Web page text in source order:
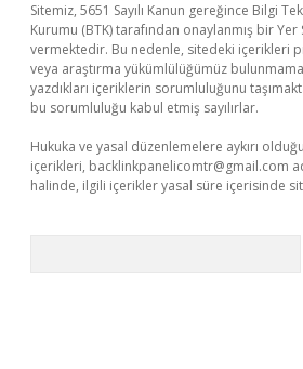
Sitemiz, 5651 Sayılı Kanun gereğince Bilgi
Kurumu (BTK) tarafından onaylanmış bir Yer
vermektedir. Bu nedenle, sitedeki içerikleri
veya araştırma yükümlülüğümüz
yazdıkları içeriklerin sorumluluğunu
bu sorumluluğu kabul etmiş sayılırlar.
Hukuka ve yasal düzenlemelere aykırı
içerikleri, backlinkpanelicomtr@gmail.com
halinde, ilgili içerikler yasal süre içerisinde